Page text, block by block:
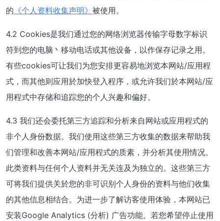
的 《个人资料收集声明》 被使用。
4.2 Cookies是我们通过您的网络浏览器传输字母数字标识
符到您的电脑丶移动电话或其他设备，以作保存记录之用。
有些cookies可让我们为您安排更容易地浏览本网站/应用程
式，而其他则应用於加快登入程序，或允许我们於本网站/应
用程式中存储和追踪您的个人兴趣和偏好。
4.3 我们还会委托第三方追踪和分析来自网站或应用程式的
非个人身份数据。我们使用这些第三方收集的数据来帮助我
们管理和改善本网站/应用程式的质素，并分析其使用情况。
此类资料与任何个人资料并无关连及为独立的。这些第三方
可将我们提供关於您的非可识别个人身份的资料与他们收集
的其他信息相结合。为进一步了解访客使用体验，本网站已
安装Google Analytics (分析) 广告功能。若您希望停止使用